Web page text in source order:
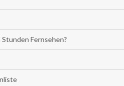
Fernsehen?